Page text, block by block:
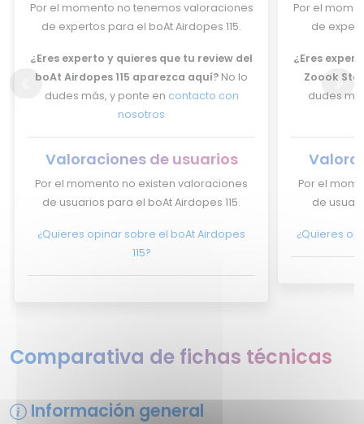
Por el momento no tenemos valoraciones
de expertos para el boAt Airdopes 115.
¿Eres experto y quieres que tu review del
boAt Airdopes 115 aparezca aquí? No lo
dudes más, y ponte en contacto con
nosotros
Valoraciones de usuarios
Por el momento no existen valoraciones
de usuarios para el boAt Airdopes 115.
¿Quieres opinar sobre el boAt Airdopes
115?
Por el
de
¿Eres
Zoook
dudes
Por el
de
¿Quieres
Comparativa de fichas técnicas
Información general